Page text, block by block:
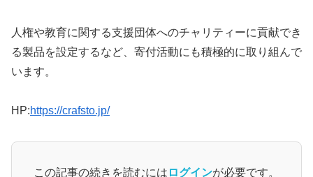
人権や教育に関する支援団体へのチャリティーに貢献でき
る製品を設定するなど、寄付活動にも積極的に取り組んで
います。
HP:https://crafsto.jp/
この記事の続きを読むには ログインが必要です。